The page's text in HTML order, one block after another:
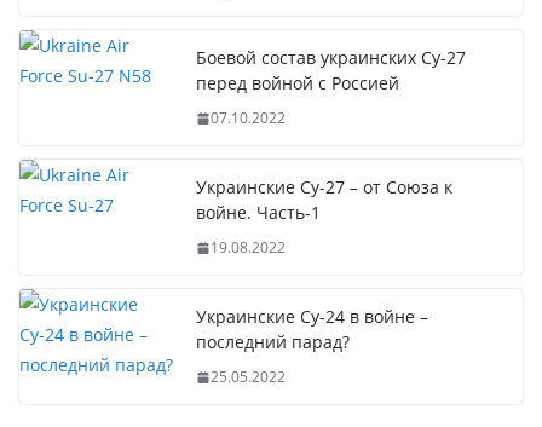
Боевой состав украинских Су-27
перед войной с Россией
07.10.2022
Украинские Су-27 – от Союза к
войне. Часть-1
19.08.2022
Украинские Су-24 в войне –
последний парад?
25.05.2022